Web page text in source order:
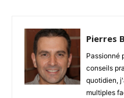
Pierres
Passionné
conseils
quotidien,
multiples